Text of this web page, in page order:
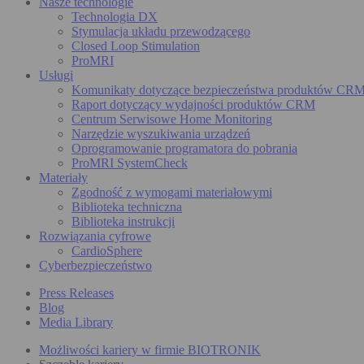
Technologia DX
Stymulacja układu przewodzącego
Closed Loop Stimulation
ProMRI
Usługi
Komunikaty dotyczące bezpieczeństwa produktów
Raport dotyczący wydajności produktów CRM
Centrum Serwisowe Home Monitoring
Narzędzie wyszukiwania urządzeń
Oprogramowanie programatora do pobrania
ProMRI SystemCheck
Materiały
Zgodność z wymogami materiałowymi
Biblioteka techniczna
Biblioteka instrukcji
Rozwiązania cyfrowe
CardioSphere
Cyberbezpieczeństwo
Press Releases
Blog
Media Library
Możliwości kariery w firmie BIOTRONIK